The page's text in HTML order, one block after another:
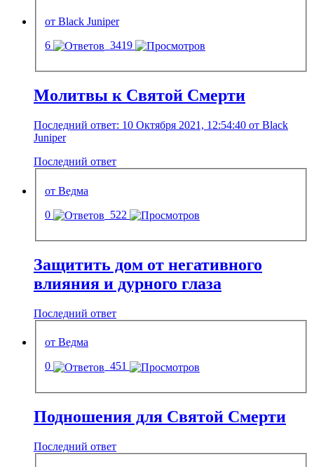
от Black Juniper
6
3419
Молитвы к Святой Смерти
Последний ответ: 10 Октября 2021, 12:54:40 от Black
Juniper
Последний ответ
от Ведма
0
522
Защитить дом от негативного
влияния и дурного глаза
Последний ответ
от Ведма
0
451
Подношения для Святой Смерти
Последний ответ